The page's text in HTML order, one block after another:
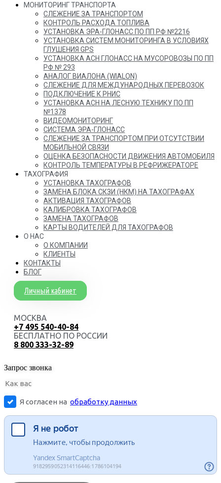
МОНИТОРИНГ ТРАНСПОРТА
СЛЕЖЕНИЕ ЗА ТРАНСПОРТОМ
КОНТРОЛЬ РАСХОДА ТОПЛИВА
УСТАНОВКА ЭРА-ГЛОНАСС ПО ПП РФ №2216
УСТАНОВКА СИСТЕМ МОНИТОРИНГА В УСЛОВИЯХ
ГЛУШЕНИЯ GPS
УСТАНОВКА АСН ГЛОНАСС НА МУСОРОВОЗЫ ПО ПП
РФ № 293
АНАЛОГ ВИАЛОНА (WIALON)
СЛЕЖЕНИЕ ДЛЯ МЕЖДУНАРОДНЫХ ПЕРЕВОЗОК
ПОДКЛЮЧЕНИЕ К РНИС
УСТАНОВКА АСН НА ЛЕСНУЮ ТЕХНИКУ ПО ПП
№1378
ВИДЕОМОНИТОРИНГ
СИСТЕМА ЭРА-ГЛОНАСС
СЛЕЖЕНИЕ ЗА ТРАНСПОРТОМ ПРИ ОТСУТСТВИИ
МОБИЛЬНОЙ СВЯЗИ
ОЦЕНКА БЕЗОПАСНОСТИ ДВИЖЕНИЯ АВТОМОБИЛЯ
КОНТРОЛЬ ТЕМПЕРАТУРЫ В РЕФРИЖЕРАТОРЕ
ТАХОГРАФИЯ
УСТАНОВКА ТАХОГРАФОВ
ЗАМЕНА БЛОКА СКЗИ (НКМ) НА ТАХОГРАФАХ
АКТИВАЦИЯ ТАХОГРАФОВ
КАЛИБРОВКА ТАХОГРАФОВ
ЗАМЕНА ТАХОГРАФОВ
КАРТЫ ВОДИТЕЛЕЙ ДЛЯ ТАХОГРАФОВ
О НАС
О КОМПАНИИ
КЛИЕНТЫ
КОНТАКТЫ
БЛОГ
Личный кабинет
МОСКВА
+7 495 540-40-84
БЕСПЛАТНО ПО РОССИИ
8 800 333-32-89
Запрос звонка
Я согласен на обработку данных